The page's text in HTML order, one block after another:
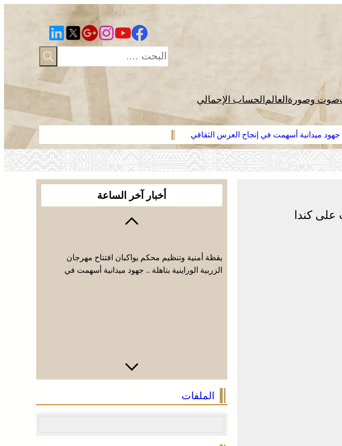
صوت وصورة العالم الحساب الإجمالي
.. جهود ميدانية أسهمت في إنجاح العرس الثقافي عائلة
أخبار آخر الساعة
يقظة أمنية وتنظيم محكم يواكبان افتتاح مهرجان
الزربية الوراينية بتاهلة .. جهود ميدانية أسهمت في
الملفات